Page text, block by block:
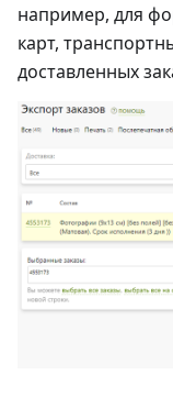
например, для
карт,
доставленных